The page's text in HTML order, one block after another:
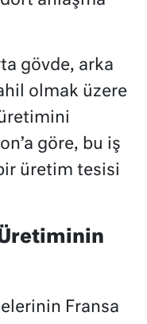
gövde, arka
olmak üzere
göre, bu iş
üretim tesisi
Fransa